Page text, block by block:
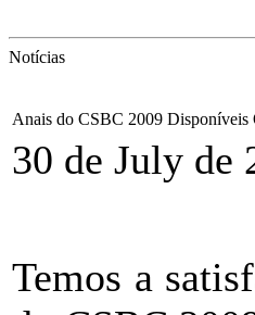
Notícias
Anais do CSBC 2009 Disponíveis
30 de July de
Temos a